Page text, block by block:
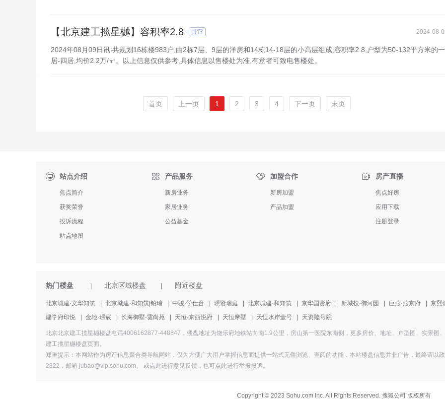
【北京建工揽星樾】容积率2.8 其它 2024-08-
2024年08月09日讯:共规划16栋楼983户,由2栋7层、9层的洋房和14栋14-18层的小高层组成,容积率2.8,户型为50-132平方米的一
居-四居,均价2.2万/㎡。以上信息仅供参考,具体信息以售楼处为准,有意者可致电售楼处。
首页 上一页 1 2 3 4 下一页 末页
站点介绍
焦点简介
获奖荣誉
投诉流程
站点地图
 产品服务
新房业务
家居业务
公益基金
 加盟合作
新房加盟
产品加盟
 房产直播
焦点好房
应用下载
注册登录
热门楼盘 北京区域楼盘 附近楼盘
北京城建·文华知筑 北京城建·和知筑|铂瑞 中骏·学仕台 璟贤瑞庭 北京城建·和知筑 京华国贤府 新城投·御河园 巨燕·燕京府 京熙
建学府印悦
金地·璟宸 长海御墅·雲尚苑 天恒·京西悦府 天恒摩墅 天恒水岸壹号 天资陸号院
北京北京建工揽星樾楼盘电话4006162877-448847，楼盘地址为饶乐府地铁站向南1.9公里，房山第一医院东南侧，更多房价、地址、户型图、实景图
建工揽星樾楼盘页面。
郑重提示：本网站作为房产信息聚合类导航网站，仅为方便广大用户掌握信息而提供一站式无偿浏览、查阅的功能，本站楼盘信息并非广告，最终请以
2822，邮箱 jubao@vip.sohu.com。 或点此进行意见反馈， 也可点此进行举报投诉。
Copyright©2023 Sohu.com Inc. All Rights Reserved. 搜狐公司 版权所有